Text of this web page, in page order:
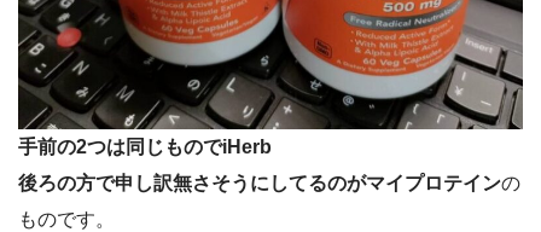
手前の2つは同じものでiHerb
後ろの方で申し訳無さそうにしてるのがマイプロテインの
ものです。